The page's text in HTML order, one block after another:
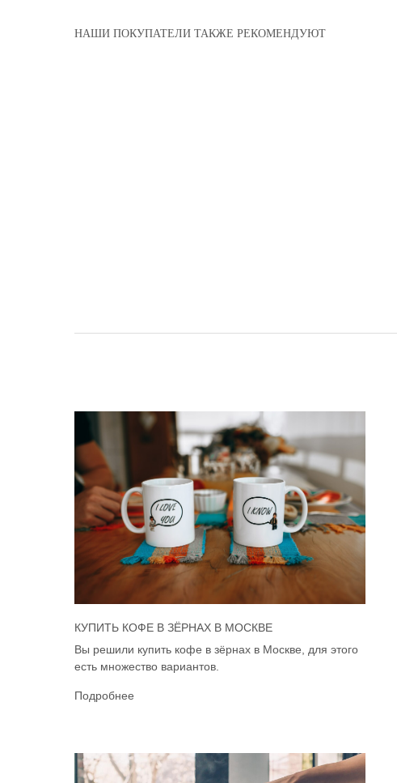
НАШИ ПОКУПАТЕЛИ ТАКЖЕ РЕКОМЕНДУЮТ
КУПИТЬ КОФЕ В ЗЁРНАХ В МОСКВЕ
Вы решили купить кофе в зёрнах в Москве, для этого
есть множество вариантов.
Подробнее